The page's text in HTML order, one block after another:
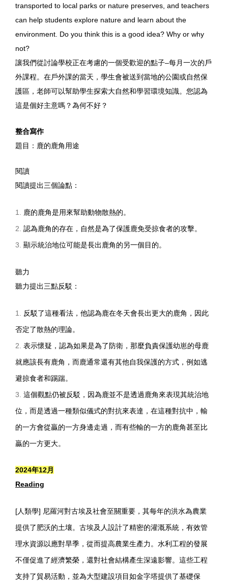
transported to local parks or nature preserves, and teachers
can help students explore nature and learn about the
environment. Do you think this is a good idea? Why or why
not?
讓我們從討論學校正在考慮的一個受歡迎的點子–每月一次的戶
外課程。在戶外課的當天，學生會被送到當地的公園或自然保
護區，老師可以幫助學生探索大自然和學習環境知識。您認為
這是個好主意嗎？為何不好？
整合寫作
題目：鹿的鹿角用途
閱讀
閱讀提出三個論點：
鹿的鹿角是用來幫助動物散熱的。
認為鹿角的存在，自然是為了保護鹿免受掠食者的攻擊。
顯示統治地位可能是長出鹿角的另一個目的。
聽力
聽力提出三點反駁：
反駁了這種看法，他認為鹿在冬天會長出更大的鹿角，因此
否定了散熱的理論。
表示懷疑，認為如果是為了防衛，那麼負責保護幼崽的母鹿
就應該長有鹿角，而鹿通常還有其他自我保護的方式，例如逃
避掠食者和踢踹。
這個觀點仍被反駁，因為鹿並不是透過鹿角來表現其統治地
位，而是透過一種類似儀式的對抗來表達，在這種對抗中，輸
的一方會從贏的一方身邊走過，而有些輸的一方的鹿角甚至比
贏的一方更大。
2024年12月
Reading
[人類學] 尼羅河對古埃及社會至關重要，其每年的洪水為農業
提供了肥沃的土壤。古埃及人設計了精密的灌溉系統，有效管
理水資源以應對旱季，從而提高農業生產力。水利工程的發展
不僅促進了經濟繁榮，還對社會結構產生深遠影響。這些工程
支持了貿易活動，並為大型建設項目如金字塔提供了基礎保